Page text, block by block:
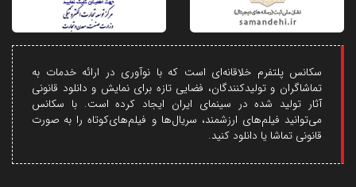
سکانس پلتفرم خلاقانه‌ای است که با نوآوری در ارائه خدمات به
تماشاگران و تولیدکنندگان، فضایی تازه برای نمایش و دانلود قانونی
آثار تولید شده در سینمای ایران ایجاد کرده است. با سکانس
می‌توانید فیلم‌های ارزشمند، سریال‌ها و فیلم‌های‌کوتاه را به صورت
قانونی تماشا یا دانلود کنید.